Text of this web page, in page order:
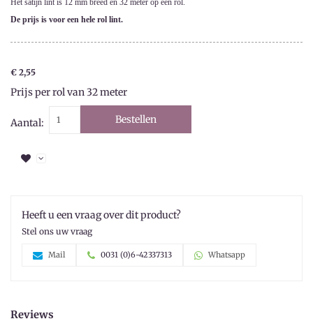
Het satijn lint is 12 mm breed en 32 meter op een rol.
De prijs is voor een hele rol lint.
€ 2,55
Prijs per rol van 32 meter
Aantal: Bestellen
Heeft u een vraag over dit product?
Stel ons uw vraag
Mail 0031 (0)6-42337313 Whatsapp
Reviews